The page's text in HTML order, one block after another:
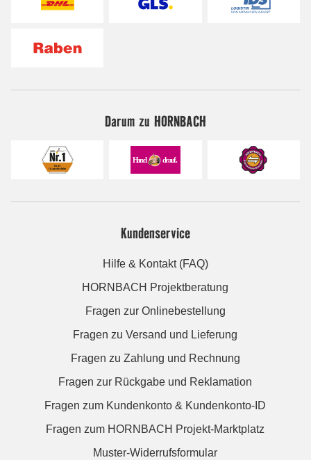
Darum zu HORNBACH
Kundenservice
Hilfe & Kontakt (FAQ)
HORNBACH Projektberatung
Fragen zur Onlinebestellung
Fragen zu Versand und Lieferung
Fragen zu Zahlung und Rechnung
Fragen zur Rückgabe und Reklamation
Fragen zum Kundenkonto & Kundenkonto-ID
Fragen zum HORNBACH Projekt-Marktplatz
Muster-Widerrufsformular